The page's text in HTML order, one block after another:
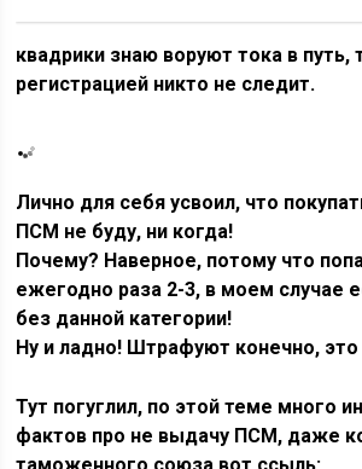
квадрики знаю воруют тока в путь,
регистрацией никто не следит.
Лично для себя усвоил, что
ПСМ не буду, ни когда!
Почему? Наверное, потому что
ежегодно раза 2-3, в моем случае
без данной категории!
Ну и ладно! Штрафуют конечно, это
Тут погуглил, по этой теме много
фактов про не выдачу ПСМ, даже